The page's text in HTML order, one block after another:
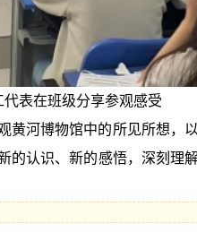
代表在班级分享参观感受
黄河博物馆中的所见所想，
认识、新的感悟，深刻理